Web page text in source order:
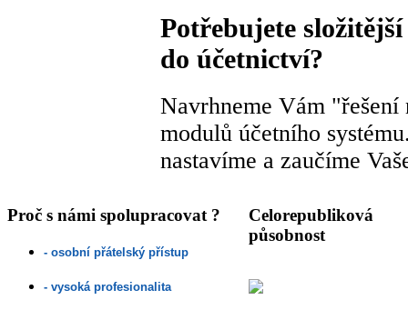
Potřebujete
do účetnictví?
Navrhneme Vám
modulů účetního
nastavíme a zaučíme
Proč s námi spolupracovat ?
- osobní přátelský přístup
- vysoká profesionalita
Celorepubliková
působnost